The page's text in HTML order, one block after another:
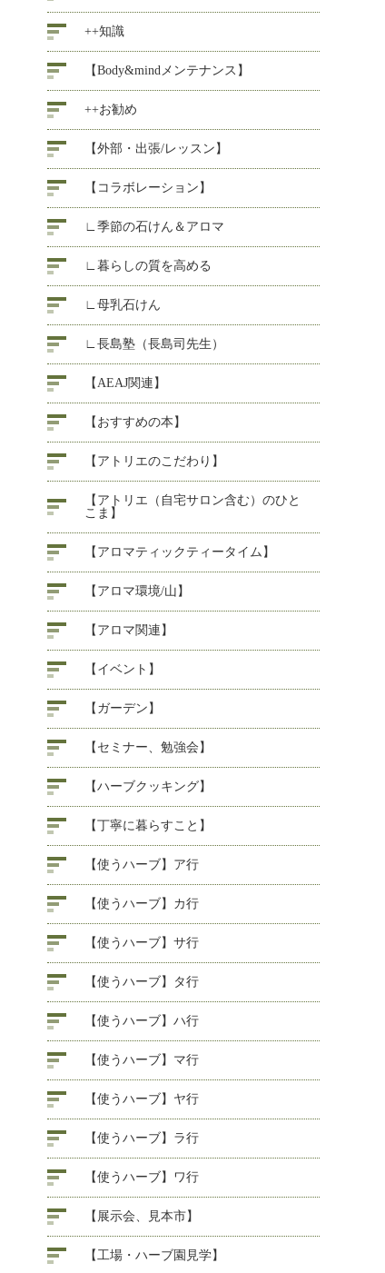
++知識
【Body&mindメンテナンス】
++お勧め
【外部・出張/レッスン】
【コラボレーション】
∟季節の石けん＆アロマ
∟暮らしの質を高める
∟母乳石けん
∟長島塾（長島司先生）
【AEAJ関連】
【おすすめの本】
【アトリエのこだわり】
【アトリエ（自宅サロン含む）のひと
こま】
【アロマティックティータイム】
【アロマ環境/山】
【アロマ関連】
【イベント】
【ガーデン】
【セミナー、勉強会】
【ハーブクッキング】
【丁寧に暮らすこと】
【使うハーブ】ア行
【使うハーブ】カ行
【使うハーブ】サ行
【使うハーブ】タ行
【使うハーブ】ハ行
【使うハーブ】マ行
【使うハーブ】ヤ行
【使うハーブ】ラ行
【使うハーブ】ワ行
【展示会、見本市】
【工場・ハーブ園見学】